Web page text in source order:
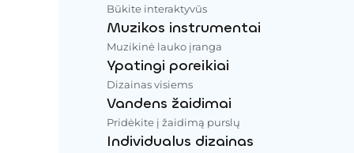
Būkite interaktyvūs
Muzikos instrumentai
Muzikinė lauko įranga
Ypatingi poreikiai
Dizainas visiems
Vandens žaidimai
Pridėkite į žaidimą purslų
Individualus dizainas